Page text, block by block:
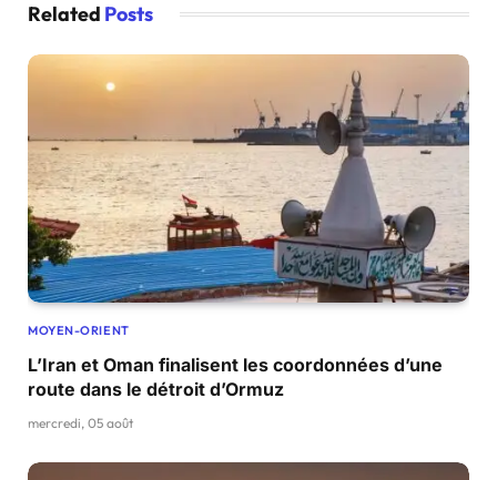
Related Posts
MOYEN-ORIENT
L’Iran et Oman finalisent les coordonnées d’une
route dans le détroit d’Ormuz
mercredi, 05 août